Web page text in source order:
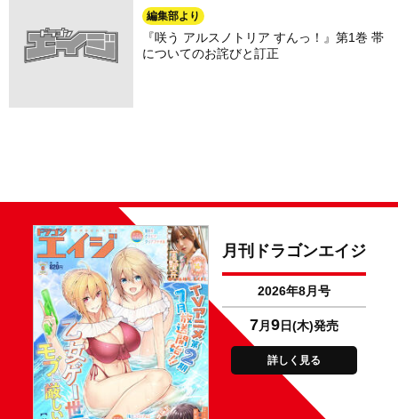
編集部より
『咲う アルスノトリア すんっ！』第1巻 帯
についてのお詫びと訂正
月刊ドラゴンエイジ
2026年8月号
7月 9日(木)発売
詳しく見る